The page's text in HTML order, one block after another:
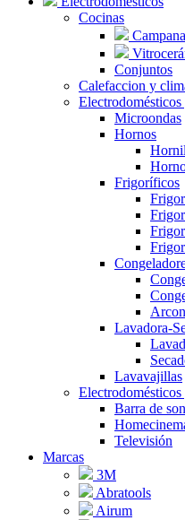
Cocinas
Conjuntos
Calefaccion y
Electrodomésticos
Microondas
Hornos
Frigoríficos
Lavadora-
Lavavajillas
Electrodomésticos
Barra de
Televisión
Marcas
3M
Abratools
Airum